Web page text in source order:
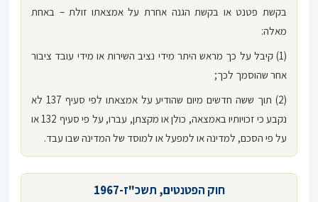
בקשת פטנט או בקשת הגנה אחרת על אמצאתו זולת – באחת
מאלה:
(1) קיבל על כך מראש היתר מידי נציב השירות או מידי עובד ציבור
אחר שהוסמך לכך;
(2) תוך ששה חדשים מיום שהודיע על אמצאתו לפי סעיף 137 לא
נקבע כי זכויותיו באמצאה, כולן או מקצתן, עברו, על פי סעיף 132 או
על פי הסכם, למדינה או למפעל או למוסד של המדינה שבו עבד.
חוק הפטנטים, תשכ"ז-1967